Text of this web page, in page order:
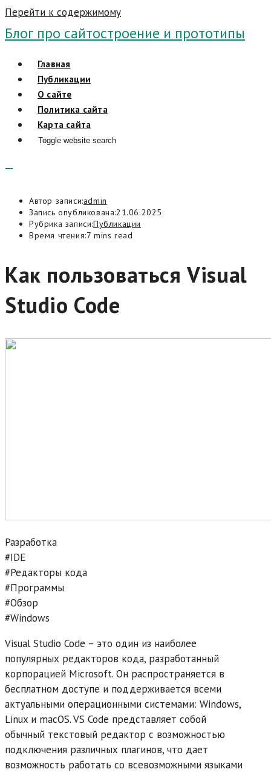
Перейти к содержимому
Блог про сайтостроение и прототипы
Главная
Публикации
О сайте
Политика сайта
Карта сайта
Toggle website search
Автор записи:admin
Запись опубликована:21.06.2025
Рубрика записи:Публикации
Время чтения:7 mins read
Как пользоваться Visual
Studio Code
Разработка
#IDE
#Редакторы кода
#Программы
#Обзор
#Windows
Visual Studio Code – это один из наиболее
популярных редакторов кода, разработанный
корпорацией Microsoft. Он распространяется в
бесплатном доступе и поддерживается всеми
актуальными операционными системами: Windows,
Linux и macOS. VS Code представляет собой
обычный текстовый редактор с возможностью
подключения различных плагинов, что дает
возможность работать со всевозможными языками